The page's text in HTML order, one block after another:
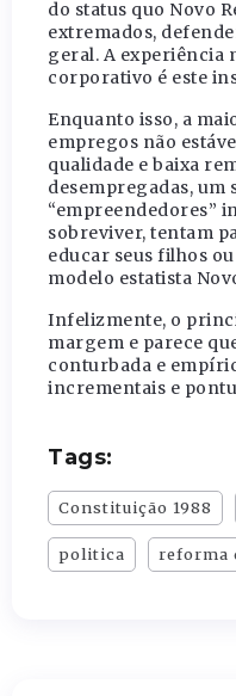
do status quo Novo
extremados,
geral. A experiência
corporativo é este
Enquanto isso, a
empregos não
qualidade e baixa
desempregadas, um
“empreendedores”
sobreviver, tentam
educar seus filhos
modelo estatista
Infelizmente, o
margem e parece
conturbada e
incrementais e
Tags:
Constituição 1988
politica reforma